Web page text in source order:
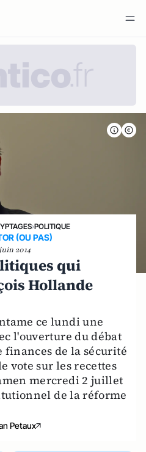
›POLITIQUE
(OU PAS)
2014
qui
Hollande
ce lundi une
l'ouverture du débat
finances de la sécurité
vote sur les recettes
mercredi 2 juillet
de la réforme
Petaux